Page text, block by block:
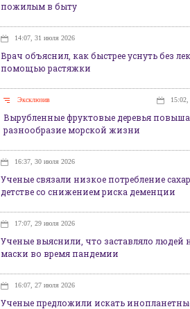
пожилым в быту
14:07, 31 июля 2026
Врач объяснил, как быстрее уснуть без
помощью растяжки
Эксклюзив 15:02,
Вырубленные фруктовые деревья
разнообразие морской жизни
16:37, 30 июля 2026
Ученые связали низкое потребление
детстве со снижением риска деменции
17:07, 29 июля 2026
Ученые выяснили, что заставляло людей
маски во время пандемии
16:07, 27 июля 2026
Ученые предложили искать